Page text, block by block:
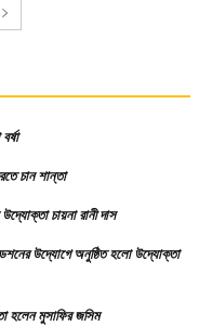
চান শান্তা
উদ্যোক্তা চায়না রানী দাস
উদ্যোগে অনুষ্ঠিত হলো উদ্যোক্তা
হলেন মুসাফির জসিম